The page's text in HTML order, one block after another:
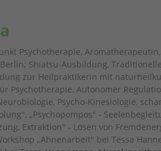
Psychotherapie, Aromatherapeutin,
Shiatsu-Ausbildung,
zur Heilpraktikerin mit
Psychotherapie, Autonomer
Psycho-Kinesiologie,
„Psychopompos" -
Extraktion" - Lösen von
„Ahnenarbeit" bei Tessa